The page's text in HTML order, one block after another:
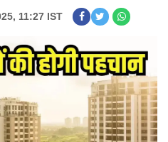
11:27 IST